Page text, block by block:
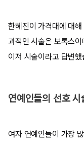
한혜진이 가격대에 대
과적인 시술은 보톡스
이저 시술이라고 답변했
연예인들의 선호
여자 연예인들이 가장